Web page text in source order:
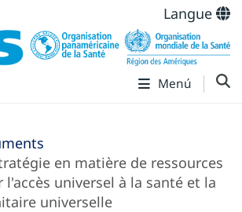
Langue
Menú
en matière de ressources
universel à la santé et la
universelle